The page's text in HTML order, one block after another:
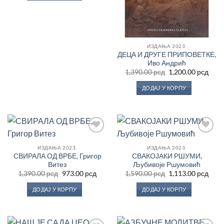
1,590.00 рсд.
ИЗДАЊА 2023.
ДЕЦА И ДРУГЕ ПРИПОВЕТКЕ,
Иво Андрић
1,390.00рсд Оригинална
цена
је
била:
1,390.00 рсд.
1,200.00 рсд
цена
ДОДАЈ У КОРПУ
жеља
ИЗДАЊА 2023.
СВИРАЛА ОД ВРБЕ, Григор
Витез
1,390.00рсд Оригинална
је
била:
1,390.00 рсд.
973.00 рсдТренутна
цена
ДОДАЈ У КОРПУ
Листу
жеља
ИЗДАЊА 2023.
СВАКОЈАКИ РШУМИ,
Љубивоје Ршумовић
1,590.00рсд Оригинална
цена
је
била:
1,590.00 рсд.
1,113.00 рсд
цена
ДОДАЈ У КОРПУ